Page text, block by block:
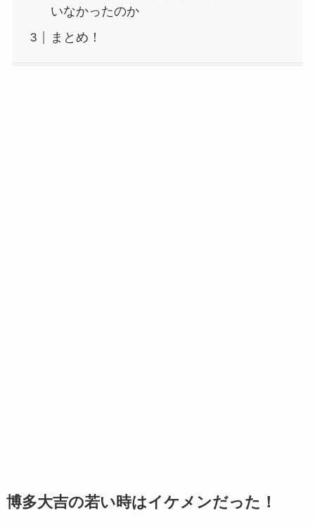
いなかったのか
まとめ！
博多大吉の若い時はイケメンだった！